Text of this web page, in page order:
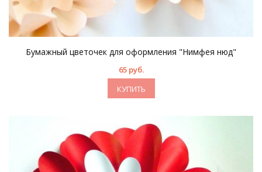
Бумажный цветочек для оформления "Нимфея нюд"
65 руб.
КУПИТЬ